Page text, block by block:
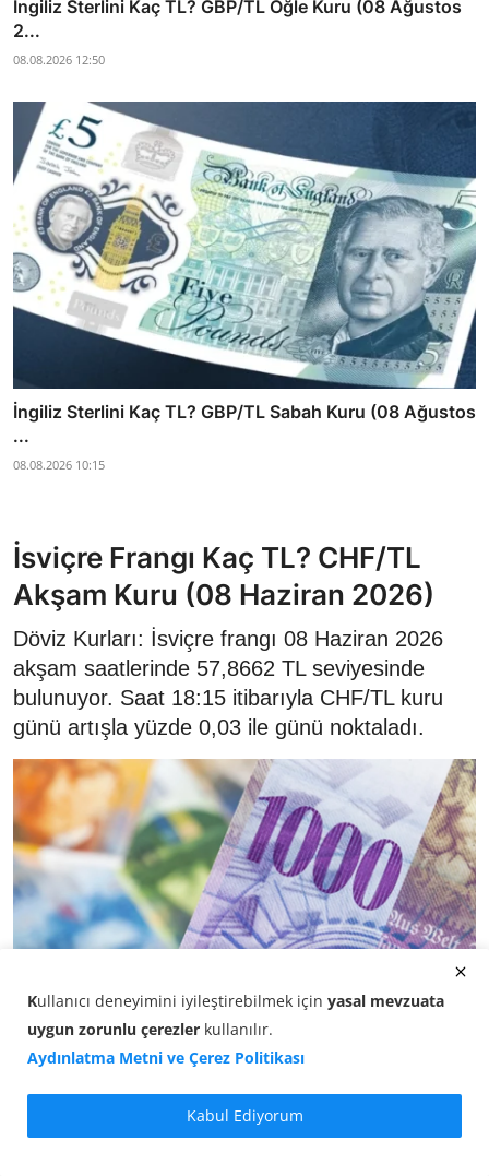
İngiliz Sterlini Kaç TL? GBP/TL Öğle Kuru (08 Ağustos
2...
08.08.2026 12:50
İngiliz Sterlini Kaç TL? GBP/TL Sabah Kuru (08 Ağustos
...
08.08.2026 10:15
İsviçre Frangı Kaç TL? CHF/TL
Akşam Kuru (08 Haziran 2026)
Döviz Kurları: İsviçre frangı 08 Haziran 2026
akşam saatlerinde 57,8662 TL seviyesinde
bulunuyor. Saat 18:15 itibarıyla CHF/TL kuru
günü artışla yüzde 0,03 ile günü noktaladı.
Frank/TL kurugünün son
saatlerinde yönünü netleştirdi. Saat 18:15 itibarıyla
Kullanıcı deneyimini iyileştirebilmek için yasal mevzuata
uygun zorunlu çerezler kullanılır.
Aydınlatma Metni ve Çerez Politikası
Kabul Ediyorum